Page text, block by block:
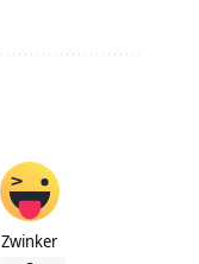
Zwinker